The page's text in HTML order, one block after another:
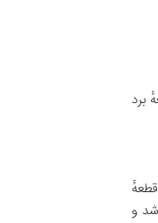
برد
و